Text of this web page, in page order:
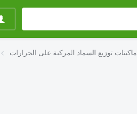
ماكينات توزيع السماد المركبة على الجرارات